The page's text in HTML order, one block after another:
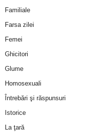
Familiale
Farsa zilei
Femei
Ghicitori
Glume
Homosexuali
Întrebări şi răspunsuri
Istorice
La ţară